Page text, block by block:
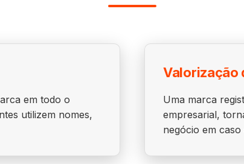
em todo o
utilizem nomes,
Valorização
Uma marca
empresarial,
negócio em